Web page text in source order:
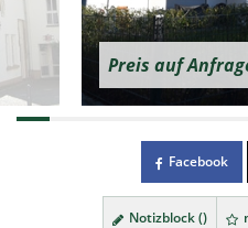
Preis auf
Facebook
Notizblock ()